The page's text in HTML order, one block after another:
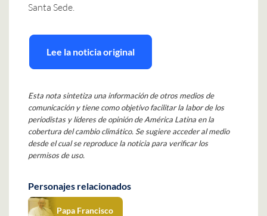
Santa Sede.
Lee la noticia original
Esta nota sintetiza una información de otros medios de
comunicación y tiene como objetivo facilitar la labor de los
periodistas y líderes de opinión de América Latina en la
cobertura del cambio climático. Se sugiere acceder al medio
desde el cual se reproduce la noticia para verificar los
permisos de uso.
Personajes relacionados
Papa Francisco